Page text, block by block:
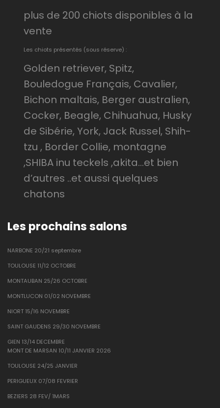
plus de 200 chiots disponibles à la
vente
Les chiots présentés (sous réserve) :
Golden retriever, Spitz,
Bouledogue Français, Cavalier,
Bichon maltais, Berger australien,
Cocker, Beagle, Chihuahua, Husky
de Sibérie, York, Jack Russel, Shih-
tzu , Border Collie, montagne
,SHIBA inu teckels ,akita…et bien
d’autres ..et aussi quelques
chatons
Les prochains salons
NARBONE 20/21 septembre
TOULOUSE 11/12 OCTOBRE
MONTAUBAN 25/26 OCTOBRE
MONTLUCON 01/02 NOVEMBRE
NIORT 15/16 NOVEMBRE
SAINT GAUDENS 29/30 NOVEMBRE
GIEN 13/14 DECEMBRE
MONT DE MARSAN 10/11 JANVIER 2026
TOULOUSE 24/25 JANVIER
PERIGUEUX 07/08 FEVRIER
BEZIERS 28 FEV/ 1MARS